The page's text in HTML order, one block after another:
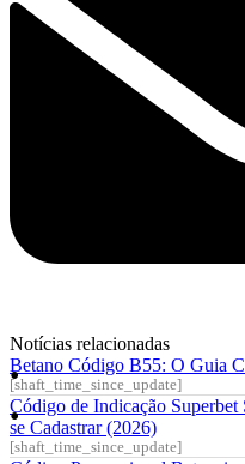
Notícias relacionadas
Betano Código B55: O Guia
[shaft_time_since_update]
Código de Indicação
se Cadastrar (2026)
[shaft_time_since_update]